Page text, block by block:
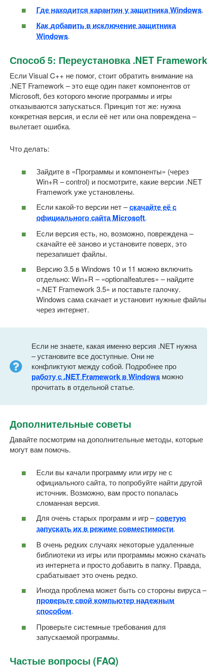
Где находится карантин у защитника Windows.
Как добавить в исключение защитника
Windows.
Способ 5: Переустановка .NET Framework
Если Visual C++ не помог, стоит обратить внимание на
.NET Framework – это еще один пакет компонентов от
Microsoft, без которого многие программы и игры
отказываются запускаться. Принцип тот же: нужна
конкретная версия, и если её нет или она повреждена –
вылетает ошибка.
Что делать:
Зайдите в «Программы и компоненты» (через
Win+R – control) и посмотрите, какие версии .NET
Framework уже установлены.
Если какой-то версии нет –скачайте её с
официального сайта Microsoft.
Если версия есть, но, возможно, повреждена –
скачайте её заново и установите поверх, это
перезапишет файлы.
Версию 3.5 в Windows 10 и 11 можно включить
отдельно: Win+R – «optionalfeatures» – найдите
«.NET Framework 3.5» и поставьте галочку.
Windows сама скачает и установит нужные файлы
через интернет.
Если не знаете, какая именно версия .NET нужна
– установите все доступные. Они не
конфликтуют между собой. Подробнее про
работу с .NET Framework в Windows можно
прочитать в отдельной статье.
Дополнительные советы
Давайте посмотрим на дополнительные методы, которые
могут вам помочь.
Если вы качали программу или игру не с
официального сайта, то попробуйте найти другой
источник. Возможно, вам просто попалась
сломанная версия.
Для очень старых программ и игр –советую
запускать их в режиме совместимости.
В очень редких случаях некоторые удаленные
библиотеки из игры или программы можно скачать
из интернета и просто добавить в папку. Правда,
срабатывает это очень редко.
Иногда проблема может быть со стороны вируса –
проверьте свой компьютер надежным
способом.
Проверьте системные требования для
запускаемой программы.
Частые вопросы (FAQ)